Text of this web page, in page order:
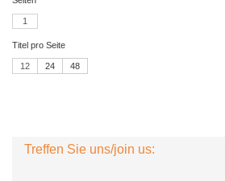
1
Titel pro Seite
12 24 48
Treffen Sie uns/join us: